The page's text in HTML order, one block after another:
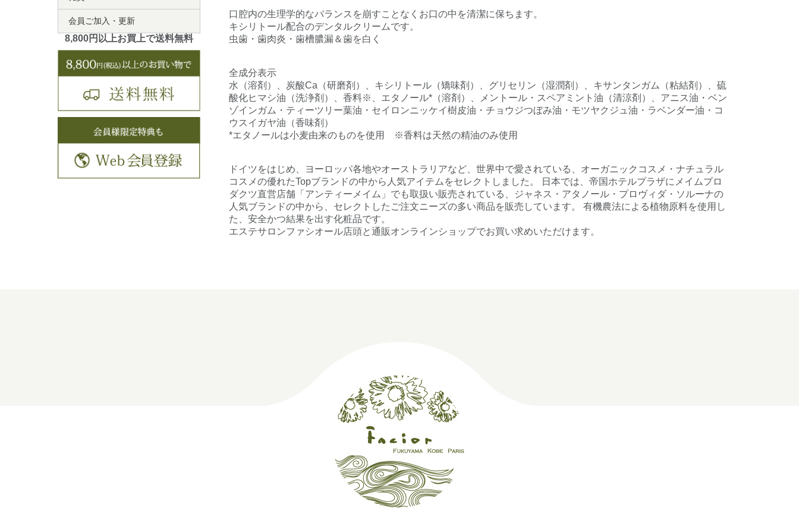
会員ご加入・更新
8,800円以上お買上で送料無料
口腔内の生理学的なバランスを崩すことなくお口の中を清潔に保ちます。
キシリトール配合のデンタルクリームです。
虫歯・歯肉炎・歯槽膿漏＆歯を白く
全成分表示
水（溶剤）、炭酸Ca（研磨剤）、キシリトール（矯味剤）、グリセリン（湿潤剤）、キサンタンガム（粘結剤）、硫
酸化ヒマシ油（洗浄剤）、香料※、エタノール*（溶剤）、メントール・スペアミント油（清涼剤）、アニス油・ベン
ゾインガム・ティーツリー葉油・セイロンニッケイ樹皮油・チョウジつぼみ油・モツヤクジュ油・ラベンダー油・コ
ウスイガヤ油（香味剤）
*エタノールは小麦由来のものを使用 ※香料は天然の精油のみ使用
ドイツをはじめ、ヨーロッパ各地やオーストラリアなど、世界中で愛されている、オーガニックコスメ・ナチュラル
コスメの優れたTopブランドの中から人気アイテムをセレクトしました。 日本では、帝国ホテルプラザにメイムプロ
ダクツ直営店舗「アンティーメイム」でも取扱い販売されている、ジャネス・アタノール・プロヴィダ・ソルーナの
人気ブランドの中から、セレクトしたご注文ニーズの多い商品を販売しています。 有機農法による植物原料を使用し
た、安全かつ結果を出す化粧品です。
エステサロンファシオール店頭と通販オンラインショップでお買い求めいただけます。